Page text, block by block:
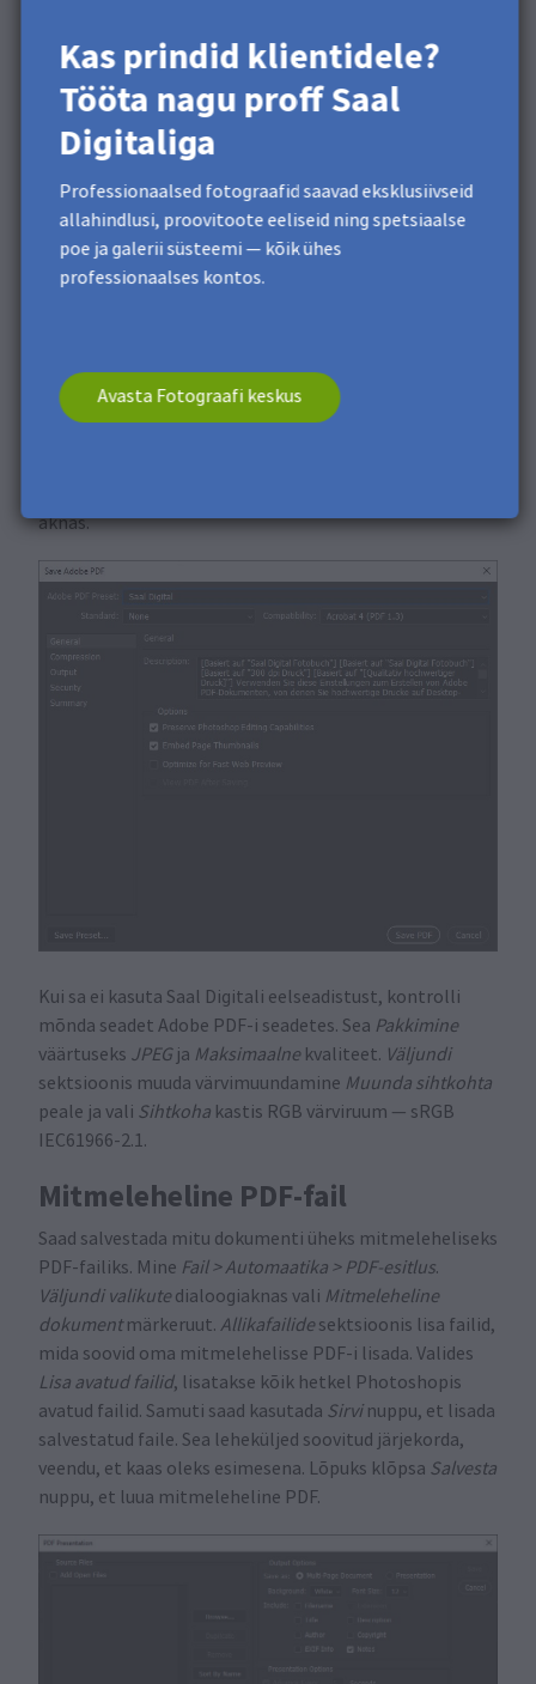
aknas.
Kui sa ei kasuta Saal Digitali eelseadistust, kontrolli
mõnda seadet Adobe PDF-i seadetes. Sea Pakkimine
väärtuseks JPEGja Maksimaalne kvaliteet. Väljundi
sektsioonis muuda värvimuundamine Muunda sihtkohta
peale ja vali Sihtkoha kastis RGB värviruum — sRGB
IEC61966-2.1.
Mitmeleheline PDF-fail
Saad salvestada mitu dokumenti üheks mitmeleheliseks
PDF-failiks. Mine Fail > Automaatika > PDF-esitlus.
Väljundi valikute dialoogiaknas vali Mitmeleheline
dokumentmärkeruut. Allikafailide sektsioonis lisa failid,
mida soovid oma mitmelehelisse PDF-i lisada. Valides
Lisa avatud failid, lisatakse kõik hetkel Photoshopis
avatud failid. Samuti saad kasutada Sirvinuppu, et lisada
salvestatud faile. Sea leheküljed soovitud järjekorda,
veendu, et kaas oleks esimesena. Lõpuks klõpsa Salvesta
nuppu, et luua mitmeleheline PDF.
Kas prindid klientidele?
Tööta nagu proff Saal
Digitaliga
Professionaalsed fotograafid saavad eksklusiivseid
allahindlusi, proovitoote eeliseid ning spetsiaalse
poe ja galerii süsteemi — kõik ühes
professionaalses kontos.
Avasta Fotograafi keskus